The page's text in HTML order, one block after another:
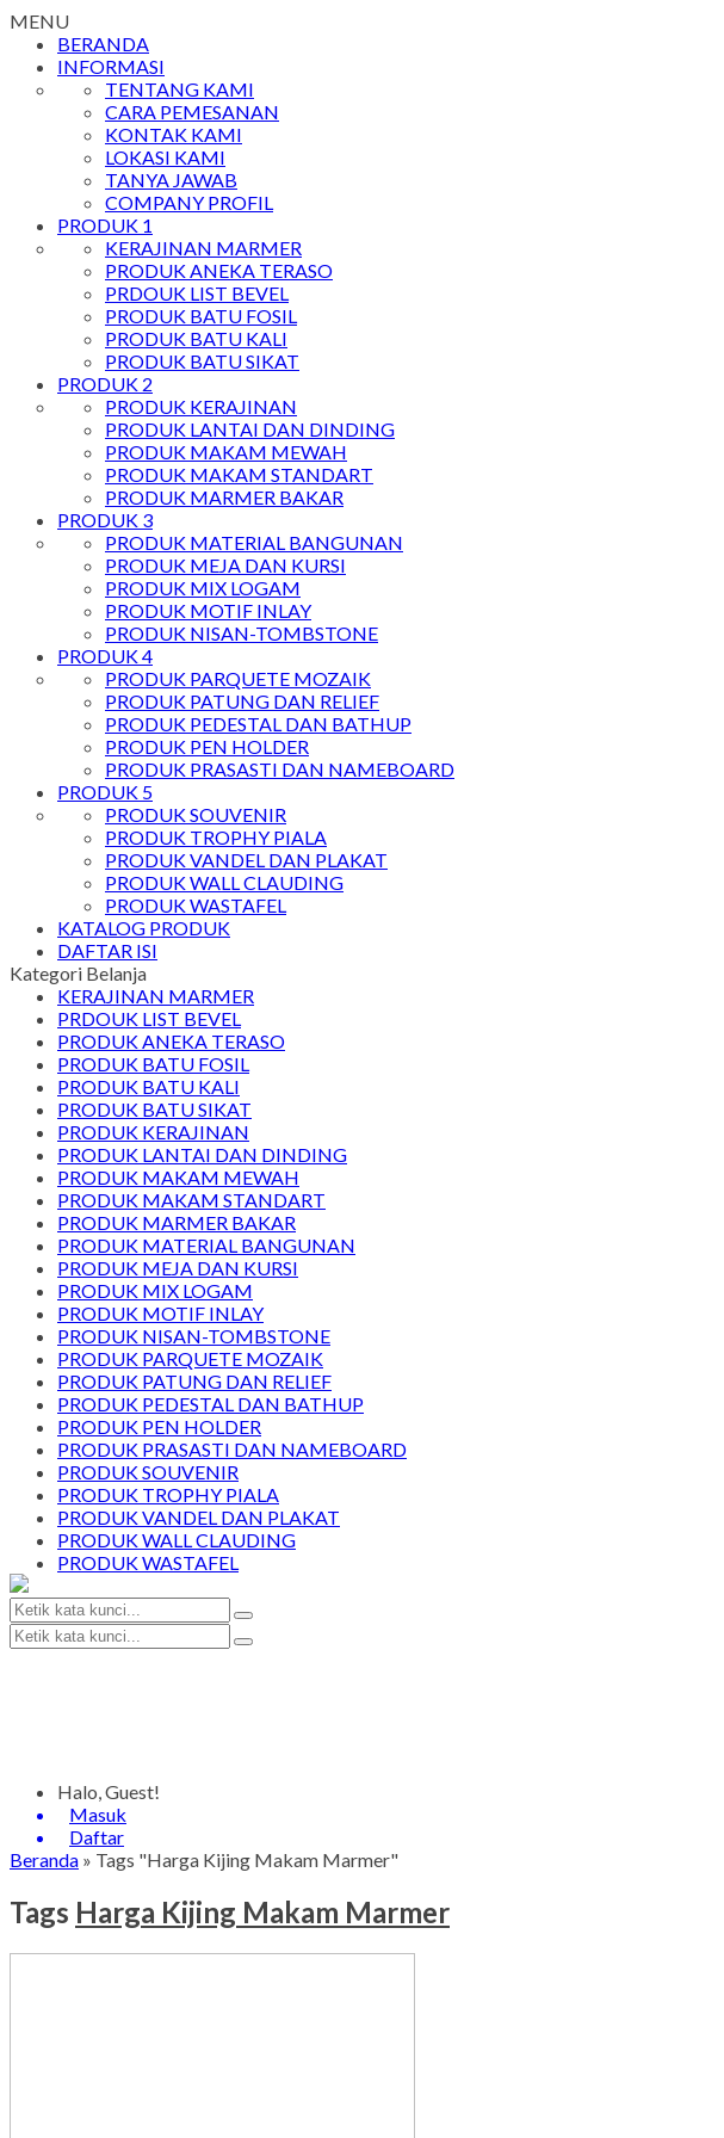
MENU
BERANDA
INFORMASI
TENTANG KAMI
CARA PEMESANAN
KONTAK KAMI
LOKASI KAMI
TANYA JAWAB
COMPANY PROFIL
PRODUK 1
KERAJINAN MARMER
PRODUK ANEKA TERASO
PRDOUK LIST BEVEL
PRODUK BATU FOSIL
PRODUK BATU KALI
PRODUK BATU SIKAT
PRODUK 2
PRODUK KERAJINAN
PRODUK LANTAI DAN DINDING
PRODUK MAKAM MEWAH
PRODUK MAKAM STANDART
PRODUK MARMER BAKAR
PRODUK 3
PRODUK MATERIAL BANGUNAN
PRODUK MEJA DAN KURSI
PRODUK MIX LOGAM
PRODUK MOTIF INLAY
PRODUK NISAN-TOMBSTONE
PRODUK 4
PRODUK PARQUETE MOZAIK
PRODUK PATUNG DAN RELIEF
PRODUK PEDESTAL DAN BATHUP
PRODUK PEN HOLDER
PRODUK PRASASTI DAN NAMEBOARD
PRODUK 5
PRODUK SOUVENIR
PRODUK TROPHY PIALA
PRODUK VANDEL DAN PLAKAT
PRODUK WALL CLAUDING
PRODUK WASTAFEL
KATALOG PRODUK
DAFTAR ISI
Kategori Belanja
KERAJINAN MARMER
PRDOUK LIST BEVEL
PRODUK ANEKA TERASO
PRODUK BATU FOSIL
PRODUK BATU KALI
PRODUK BATU SIKAT
PRODUK KERAJINAN
PRODUK LANTAI DAN DINDING
PRODUK MAKAM MEWAH
PRODUK MAKAM STANDART
PRODUK MARMER BAKAR
PRODUK MATERIAL BANGUNAN
PRODUK MEJA DAN KURSI
PRODUK MIX LOGAM
PRODUK MOTIF INLAY
PRODUK NISAN-TOMBSTONE
PRODUK PARQUETE MOZAIK
PRODUK PATUNG DAN RELIEF
PRODUK PEDESTAL DAN BATHUP
PRODUK PEN HOLDER
PRODUK PRASASTI DAN NAMEBOARD
PRODUK SOUVENIR
PRODUK TROPHY PIALA
PRODUK VANDEL DAN PLAKAT
PRODUK WALL CLAUDING
PRODUK WASTAFEL
Halo, Guest!
Masuk
Daftar
Beranda » Tags "Harga Kijing Makam Marmer"
Tags Harga Kijing Makam Marmer